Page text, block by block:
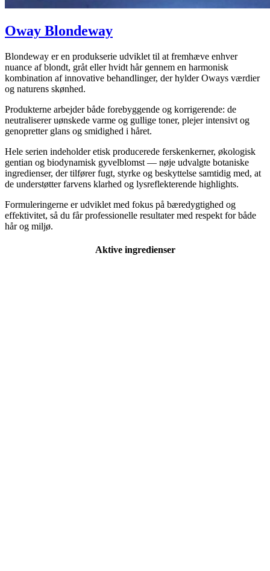
Oway Blondeway
Blondeway er en produkserie udviklet til at fremhæve enhver
nuance af blondt, gråt eller hvidt hår gennem en harmonisk
kombination af innovative behandlinger, der hylder Oways værdier
og naturens skønhed.
Produkterne arbejder både forebyggende og korrigerende: de
neutraliserer uønskede varme og gullige toner, plejer intensivt og
genopretter glans og smidighed i håret.
Hele serien indeholder etisk producerede ferskenkerner, økologisk
gentian og biodynamisk gyvelblomst — nøje udvalgte botaniske
ingredienser, der tilfører fugt, styrke og beskyttelse samtidig med, at
de understøtter farvens klarhed og lysreflekterende highlights.
Formuleringerne er udviklet med fokus på bæredygtighed og
effektivitet, så du får professionelle resultater med respekt for både
hår og miljø.
Aktive ingredienser